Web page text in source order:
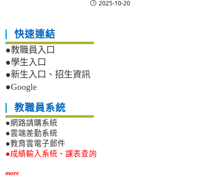
2025-10-20
快速連結
●教職員入口
●學生入口
●新生入口、招生資訊
●Google
教職員系統
●網路請購系統
●雲端差勤系統
●教育雲電子郵件
●成績輸入系統、課表查詢
more